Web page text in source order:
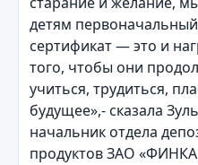
детям
сертификат — это и
того, чтобы они
учиться, трудиться,
будущее»,- сказала
начальник отдела
продуктов ЗАО «ФИНКА